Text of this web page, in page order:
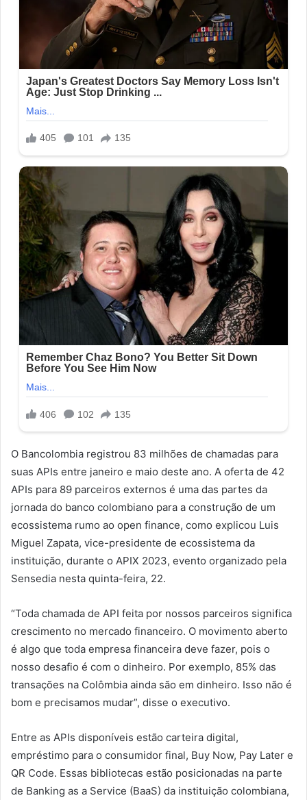
O Bancolombia registrou 83 milhões de chamadas para
suas APIs entre janeiro e maio deste ano. A oferta de 42
APIs para 89 parceiros externos é uma das partes da
jornada do banco colombiano para a construção de um
ecossistema rumo ao open finance, como explicou Luis
Miguel Zapata, vice-presidente de ecossistema da
instituição, durante o APIX 2023, evento organizado pela
Sensedia nesta quinta-feira, 22.
“Toda chamada de API feita por nossos parceiros significa
crescimento no mercado financeiro. O movimento aberto
é algo que toda empresa financeira deve fazer, pois o
nosso desafio é com o dinheiro. Por exemplo, 85% das
transações na Colômbia ainda são em dinheiro. Isso não é
bom e precisamos mudar”, disse o executivo.
Entre as APIs disponíveis estão carteira digital,
empréstimo para o consumidor final, Buy Now, Pay Later e
QR Code. Essas bibliotecas estão posicionadas na parte
de Banking as a Service (BaaS) da instituição colombiana,